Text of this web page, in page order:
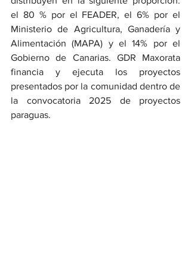
el 80 % por el FEADER, el 6% por el
Ministerio de Agricultura, Ganadería y
Alimentación (MAPA) y el 14% por el
Gobierno de Canarias. GDR Maxorata
financia y ejecuta los proyectos
presentados por la comunidad dentro de
la convocatoria 2025 de proyectos
paraguas.